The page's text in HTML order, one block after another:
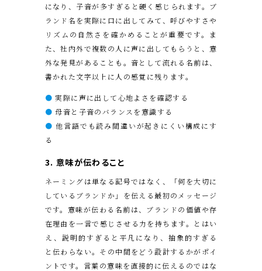
になり、子音が多すぎると硬く感じられます。ブ
ランド名を実際に口に出してみて、呼びやすさや
リズムの自然さを確かめることが重要です。ま
た、社内外で複数の人に声に出してもらうと、意
外な発見があることも。音として流れる名前は、
書かれた文字以上に人の感覚に残ります。
● 実際に声に出して心地よさを確認する
● 母音と子音のバランスを意識する
● 他言語でも読み間違いが起きにくい構成にす
る
3. 意味が伝わること
ネーミングは単なる記号ではなく、「何を大切に
しているブランドか」を伝える最初のメッセージ
です。意味が伝わる名前は、ブランドの価値や存
在理由を一言で感じさせる力を持ちます。とはい
え、説明的すぎると平凡になり、抽象的すぎる
と伝わらない。その中間をどう設計するかがポイ
ントです。言葉の意味を直接的に伝えるのではな